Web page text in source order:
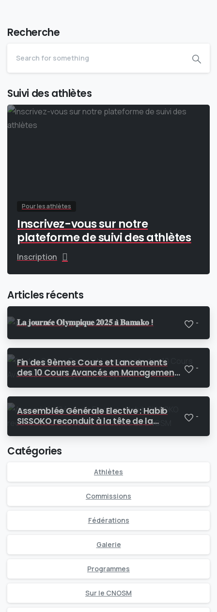
Recherche
Suivi des athlètes
Pour les athlètes
Inscrivez-vous sur notre
plateforme de suivi des athlètes
Inscription
Articles récents
𝐋𝐚 𝐣𝐨𝐮𝐫𝐧𝐞́𝐞 𝐎𝐥𝐲𝐦𝐩𝐢𝐪𝐮𝐞 𝟐𝟎𝟐𝟓 𝐚̀ 𝐁𝐚𝐦𝐚𝐤𝐨 ! -
Fin des 9èmes Cours et Lancements
des 10 Cours Avancés en Management
-
Assemblée Générale Elective : Habib
SISSOKO reconduit à la tête de la
-
Catégories
Athlètes
Commissions
Fédérations
Galerie
Programmes
Sur le CNOSM